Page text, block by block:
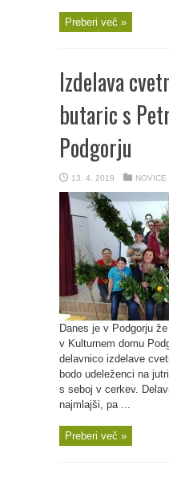
Preberi več »
Izdelava
butaric s
Podgorju
13. 4. 2019 NOVICE
Danes je v Podgorju
v Kulturnem domu
delavnico izdelave
bodo udeleženci na
s seboj v cerkev.
najmlajši, pa ...
Preberi več »